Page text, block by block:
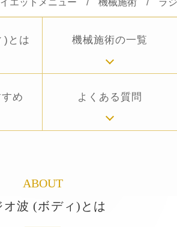
)とは 機械施術の一覧
め よくある質問
ABOUT
オ波 (ボディ)とは